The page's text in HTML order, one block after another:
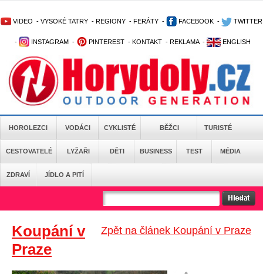
VIDEO - VYSOKÉ TATRY - REGIONY - FERÁTY - FACEBOOK - TWITTER
- INSTAGRAM - PINTEREST - KONTAKT - REKLAMA - ENGLISH
HOROLEZCI VODÁCI CYKLISTÉ BĚŽCI TURISTÉ
CESTOVATELÉ LYŽAŘI DĚTI BUSINESS TEST MÉDIA
ZDRAVÍ JÍDLO A PITÍ
Zpět na článek Koupání v Praze
Koupání v
Praze